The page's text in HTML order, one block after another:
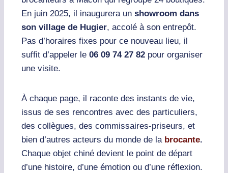
En juin 2025, il inaugurera un showroom dans
son village de Hugier, accolé à son entrepôt.
Pas d’horaires fixes pour ce nouveau lieu, il
suffit d’appeler le 06 09 74 27 82 pour organiser
une visite.
À chaque page, il raconte des instants de vie,
issus de ses rencontres avec des particuliers,
des collègues, des commissaires-priseurs, et
bien d’autres acteurs du monde de la brocante.
Chaque objet chiné devient le point de départ
d’une histoire, d’une émotion ou d’une réflexion.